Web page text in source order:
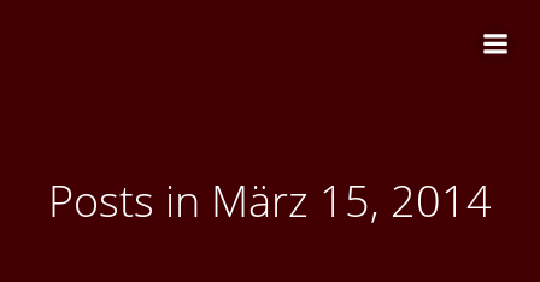
Posts in März 15, 2014